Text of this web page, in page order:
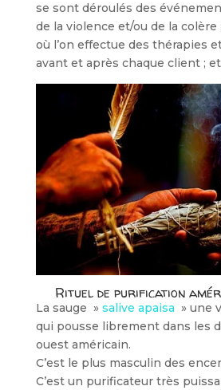
se sont déroulés des
de la violence et/ou de la colère
où l’on effectue des thérapies
avant et après chaque client ;
Rituel de purification
La sauge » salive apaisa » une
qui pousse librement dans les
ouest américain.
C’est le plus masculin des
C’est un purificateur très